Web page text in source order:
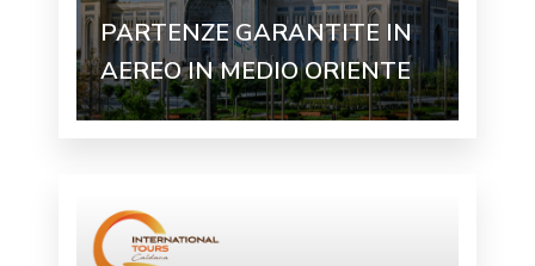
PARTENZE GARANTITE IN
AEREO IN MEDIO ORIENTE